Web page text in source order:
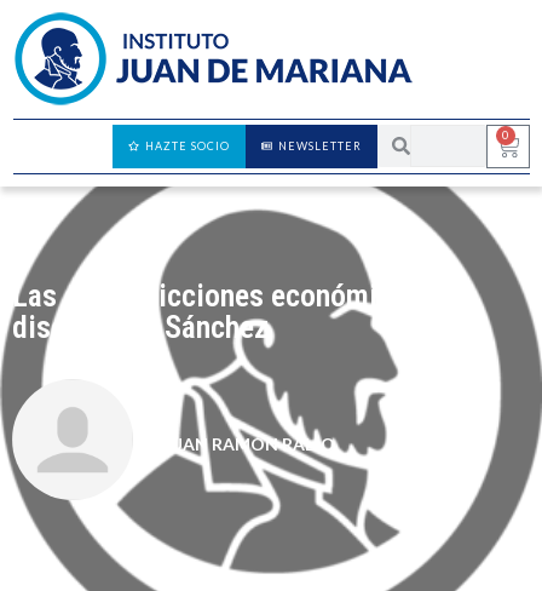
0
NEWSLETTER
HAZTE SOCIO
Las contradicciones económicas del
discurso de Sánchez
JUAN RAMÓN RALLO